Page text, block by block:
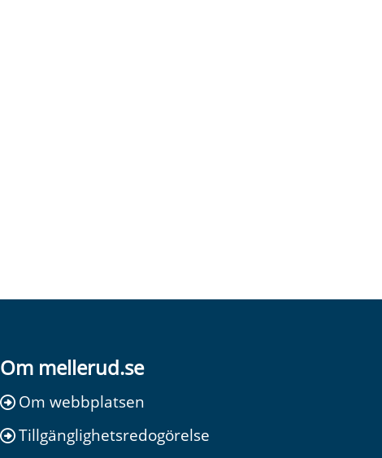
Om mellerud.se
Om webbplatsen
Tillgänglighetsredogörelse